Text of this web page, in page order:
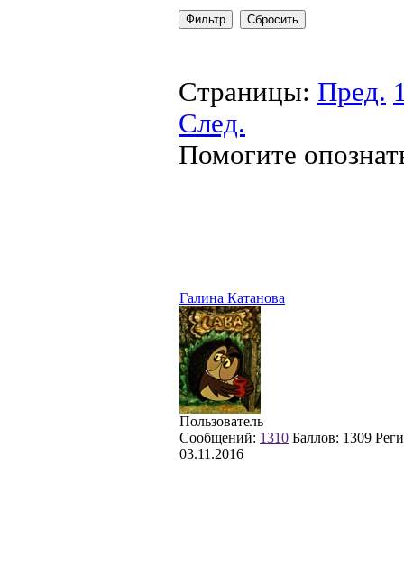
Страницы: Пред.
След.
Помогите
Галина Катанова
Пользователь
Сообщений: 1310 Баллов: 1309
03.11.2016